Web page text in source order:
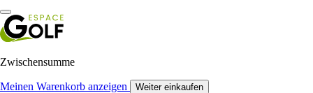
Zwischensumme
Meinen Warenkorb anzeigen Weiter einkaufen